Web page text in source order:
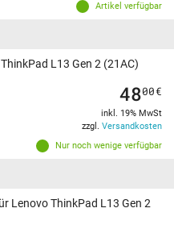
Artikel verfügbar
L13 Gen 2 (21AC)
Nur noch wenige verfügbar
4800€
inkl. 19% MwSt
zzgl. Versandkosten
Lenovo ThinkPad L13 Gen 2